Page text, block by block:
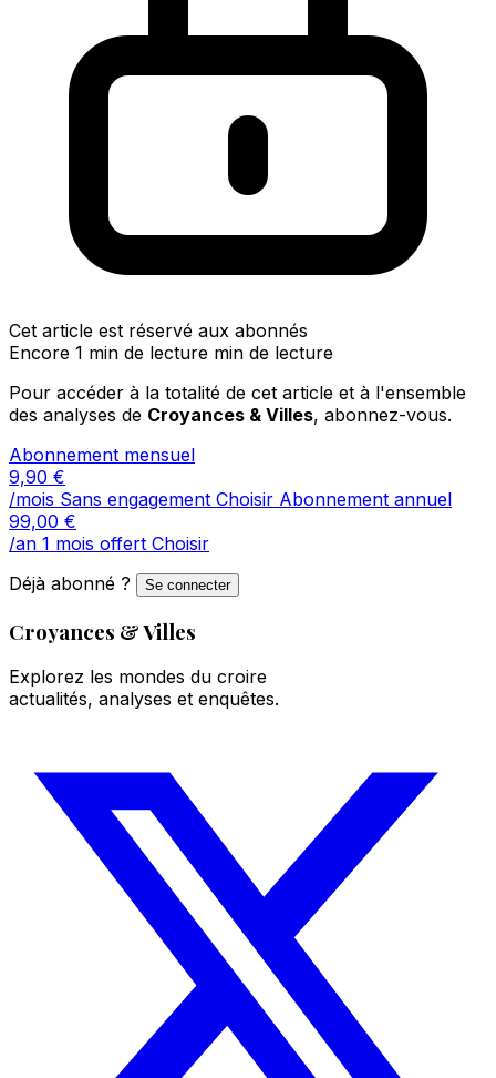
Cet article est réservé aux abonnés
Encore 1 min de lecture min de lecture
Pour accéder à la totalité de cet article et à l'ensemble
des analyses de Croyances & Villes, abonnez-vous.
Abonnement mensuel
9,90 €
/mois Sans engagement Choisir Abonnement annuel
99,00 €
/an 1 mois offert Choisir
Déjà abonné ?
Se connecter
Croyances & Villes
Explorez les mondes du croire
actualités, analyses et enquêtes.